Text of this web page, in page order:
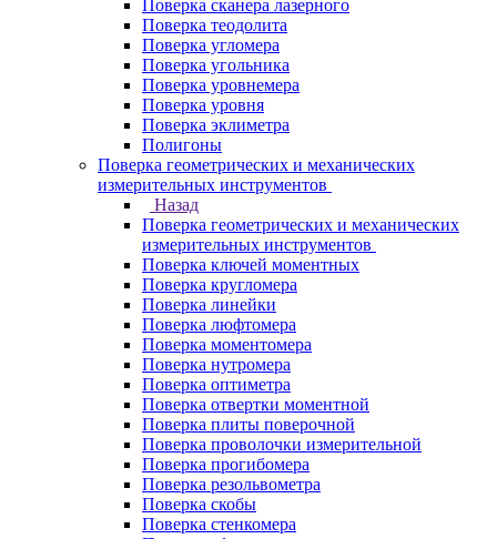
Поверка сканера лазерного
Поверка теодолита
Поверка угломера
Поверка угольника
Поверка уровнемера
Поверка уровня
Поверка эклиметра
Полигоны
Поверка геометрических и механических
измерительных инструментов
Назад
Поверка геометрических и механических
измерительных инструментов
Поверка ключей моментных
Поверка кругломера
Поверка линейки
Поверка люфтомера
Поверка моментомера
Поверка нутромера
Поверка оптиметра
Поверка отвертки моментной
Поверка плиты поверочной
Поверка проволочки измерительной
Поверка прогибомера
Поверка резольвометра
Поверка скобы
Поверка стенкомера